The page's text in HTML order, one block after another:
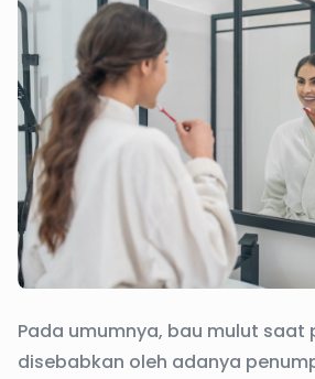
Pada umumnya, bau mulut saat
disebabkan oleh adanya